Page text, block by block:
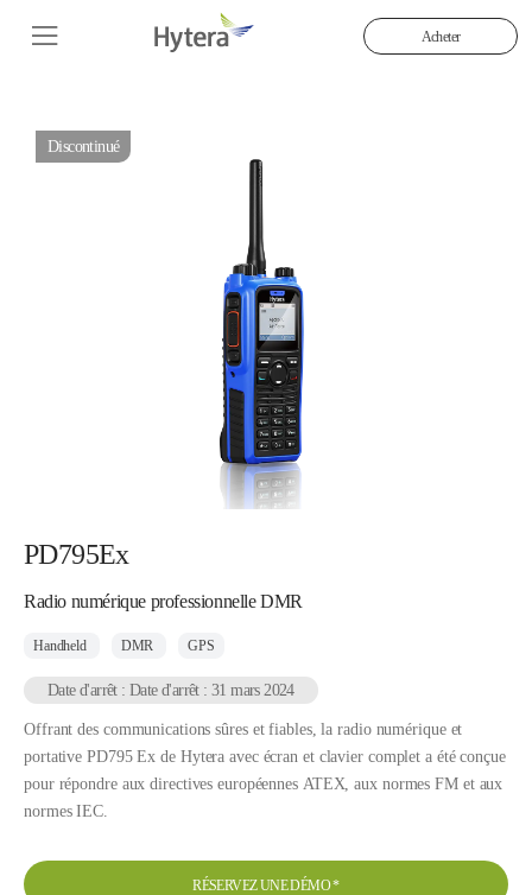
Acheter
Discontinué
PD795Ex
Radio numérique professionnelle DMR
Handheld DMR GPS
Date d'arrêt : Date d'arrêt : 31 mars 2024
Offrant des communications sûres et fiables, la radio numérique et
portative PD795 Ex de Hytera avec écran et clavier complet a été conçue
pour répondre aux directives européennes ATEX, aux normes FM et aux
normes IEC.
RÉSERVEZ UNE DÉMO*